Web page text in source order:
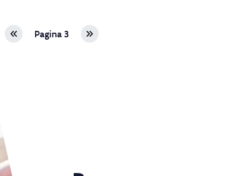
Vorige
Pagina 3
Volgende